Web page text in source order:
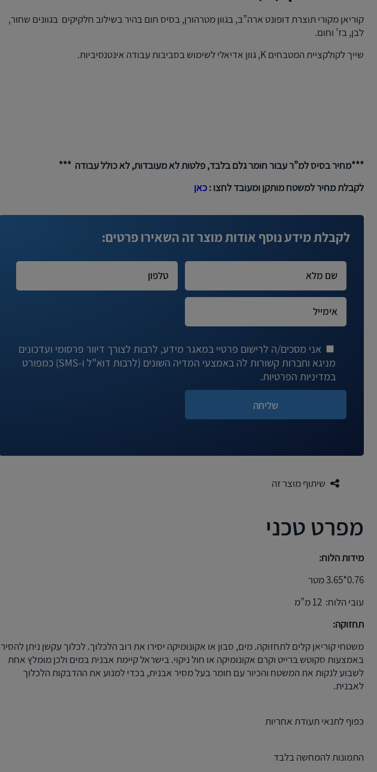
קוריאן מקורי תוצרת דופונט ארה”ב, בגוון מטרהורן, בסיס חום בהיר בשילוב חלקיקים בגוונים שחור,
לבן, בז’ וחום.
שייך לקולקציית המטבחים K, גוון אדיאלי לשימוש בסביבות עבודה אינטנסיביות.
***מחיר בסיס למ”ר עבור חומר גלם בלבד, פלטות לא מעובדות, לא כולל עבודה ***
לקבלת מחיר למשטח מותקן ומעובד לחצו :כאן
לקבלת מידע נוסף אודות מוצר זה השאירו פרטים:
אני מסכים/ה לרישום פרטיי במאגר מידע, לרבות לצורך דיוור פרסומי ועדכונים
מניגא וחברות קשורות לה באמצעי המדיה השונים (לרבות דוא"ל ו-SMS) כמפורט
במדיניות הפרטיות.
שיתוף מוצר זה
מפרט טכני
מידות הלוח:
0.76*3.65 מטר
עובי הלוח: 12 מ”מ
תחזוקה:
משטחי קוריאן קלים לתחזוקה. מים, סבון או אקונומיקה יסירו את רוב הלכלוך. לכלוך עקשן ניתן להסיר
באמצעות סקוטש ברייט וקרם אקונומיקה או חול ניקוי. בישראל קיימת אבנית במים ולכן מומלץ אחת
לשבוע לנקות את המשטח והכיור עם חומר בעל מסיר אבנית, בכדי למנוע את ההדבקות הלכלוך
לאבנית.
כפוף לתנאי תעודת אחריות
התמונות להמחשה בלבד